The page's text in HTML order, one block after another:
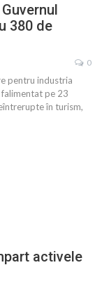
380 de
0
pentru industria
pe 23
în turism,
activele